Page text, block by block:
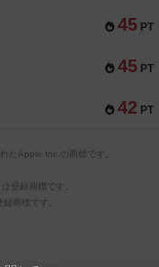
45 PT
45 PT
42 PT
たApple Inc.の商標です。
登録商標です。
商標です。